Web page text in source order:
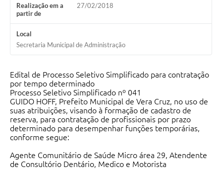
Realização em a
partir de
27/02/2018
Local
Secretaria Municipal de Administração
Edital de Processo Seletivo Simplificado para contratação
por tempo determinado
Processo Seletivo Simplificado nº 041
GUIDO HOFF, Prefeito Municipal de Vera Cruz, no uso de
suas atribuições, visando à formação de cadastro de
reserva, para contratação de profissionais por prazo
determinado para desempenhar funções temporárias,
conforme segue:
Agente Comunitário de Saúde Micro área 29, Atendente
de Consultório Dentário, Medico e Motorista